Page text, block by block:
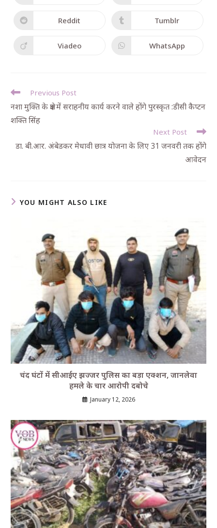
Reddit Tumblr
Viadeo WhatsApp
Previous Post
नशा मुक्ति के क्षेत्र में सराहनीय कार्य करने वाले होंगे पुरस्कृत :डीसी कैप्टन
शक्ति सिंह
Next Post
डा. बी.आर. अंबेडकर मेधावी छात्र योजना के लिए 31 जनवरी तक होंगे
आवेदन
YOU MIGHT ALSO LIKE
चंद घंटों में सीआईए झज्जर पुलिस का बड़ा एक्शन, जानलेवा
हमले के चार आरोपी दबोचे
January 12, 2026